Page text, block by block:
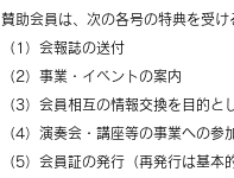
賛助会員は、次の各号の特典を受け
（1）会報誌の送付
（2）事業・イベントの案内
（3）会員相互の情報交換を目的
（4）演奏会・講座等の事業への参
（5）会員証の発行（再発行は基本